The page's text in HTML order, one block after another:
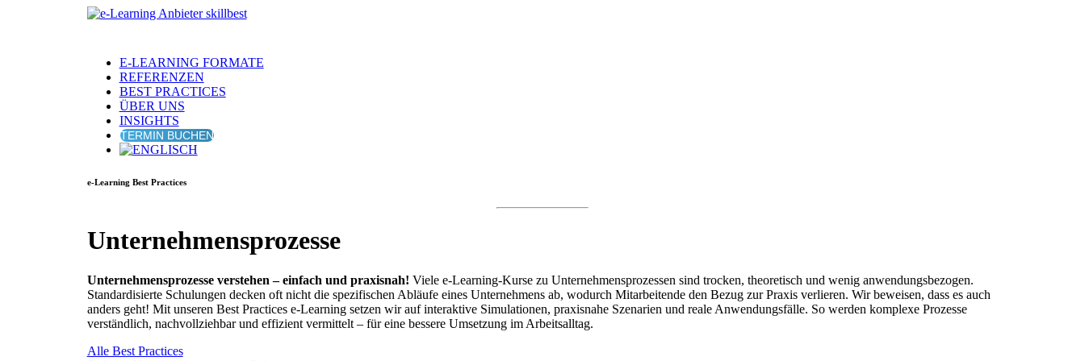
E-LEARNING FORMATE
REFERENZEN
BEST PRACTICES
ÜBER UNS
INSIGHTS
TERMIN BUCHEN
e-Learning Best Practices
Unternehmensprozesse
Unternehmensprozesse verstehen – einfach und praxisnah! Viele e-Learning-Kurse zu Unternehmensprozessen sind trocken, theoretisch und wenig anwendungsbezogen.
Standardisierte Schulungen decken oft nicht die spezifischen Abläufe eines Unternehmens ab, wodurch Mitarbeitende den Bezug zur Praxis verlieren. Wir beweisen, dass es auch
anders geht! Mit unseren Best Practices e-Learning setzen wir auf interaktive Simulationen, praxisnahe Szenarien und reale Anwendungsfälle. So werden komplexe Prozesse
verständlich, nachvollziehbar und effizient vermittelt – für eine bessere Umsetzung im Arbeitsalltag.
Alle Best Practices